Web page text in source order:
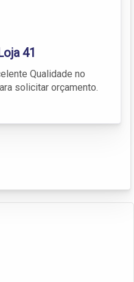
41
Qualidade no
solicitar orçamento.